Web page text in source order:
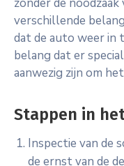
zonder de
verschillende
dat de auto weer in
belang dat er
aanwezig zijn om
Stappen in
Inspectie van de
de ernst van de